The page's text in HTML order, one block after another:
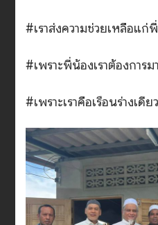
#เราส่งความช่วยเหลือแก่
#เพราะพี่น้องเราต้องการม
#เพราะเราคือเรือนร่างเดี